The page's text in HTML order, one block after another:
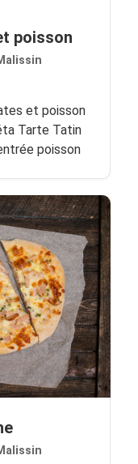
poisson
et poisson
Tarte Tatin
poisson